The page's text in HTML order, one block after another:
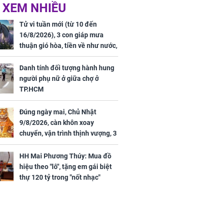
2026: Tăng
triệu
thúc, Mạnh Tử Nghĩa
đã vướng tranh luận
cuối
lịch, 3 con
phát Tài
trăm bề,
Phượng
trọn cơ
NHIỀU
Tử vi tuần mới (từ 10 đến
16/8/2026), 3 con giáp mưa
thuận gió hòa, tiền về như nước,
bạc vàng dư dả, Phú Quý Vinh
Hoa, vận trình khai sáng
Danh tính đối tượng hành hung
người phụ nữ ở giữa chợ ở
TP.HCM
Đúng ngày mai, Chủ Nhật
9/8/2026, càn khôn xoay
chuyển, vận trình thịnh vượng, 3
con giáp nhận phúc khí nhà trời,
tình tiền đỏ như son, vận may
hanh thông
HH Mai Phương Thúy: Mua đồ
hiệu theo "lô", tặng em gái biệt
thự 120 tỷ trong "nốt nhạc"